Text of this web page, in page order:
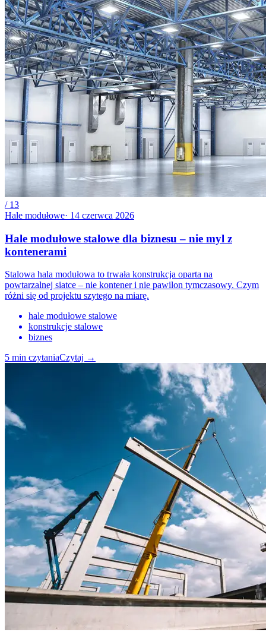
/ 13
Hale modułowe· 14 czerwca 2026
Hale modułowe stalowe dla biznesu – nie myl z
kontenerami
Stalowa hala modułowa to trwała konstrukcja oparta na
powtarzalnej siatce – nie kontener i nie pawilon tymczasowy. Czym
różni się od projektu szytego na miarę.
hale modułowe stalowe
konstrukcje stalowe
biznes
5 min czytaniaCzytaj →